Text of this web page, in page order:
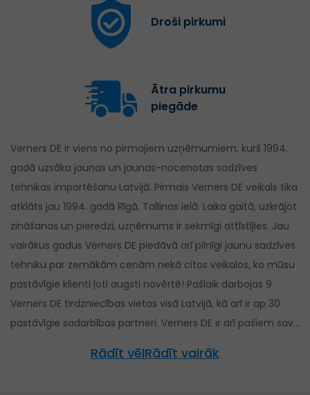
Droši pirkumi
Ātra pirkumu
piegāde
Verners DE ir viens no pirmajiem uzņēmumiem, kurš 1994.
gadā uzsāka jaunas un jaunas-nocenotas sadzīves
tehnikas importēšanu Latvijā. Pirmais Verners DE veikals tika
atklāts jau 1994. gadā Rīgā, Tallinas ielā. Laika gaitā, uzkrājot
zināšanas un pieredzi, uzņēmums ir sekmīgi attīstījies. Jau
vairākus gadus Verners DE piedāvā arī pilnīgi jaunu sadzīves
tehniku par zemākām cenām nekā citos veikalos, ko mūsu
pastāvīgie klienti ļoti augsti novērtē! Pašlaik darbojas 9
Verners DE tirdzniecības vietas visā Latvijā, kā arī ir ap 30
pastāvīgie sadarbības partneri. Verners DE ir arī pašiem savs
nodrošina ātru un kvalitatīvu remontu, kā arī nopirkto preču
Rādīt vēlRādīt vairāk